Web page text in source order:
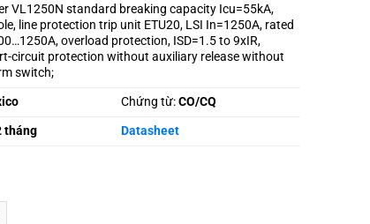
VL1250N standard breaking capacity Icu=55kA,
line protection trip unit ETU20, LSI In=1250A, rated
overload protection, ISD=1.5 to 9xIR,
circuit protection without auxiliary release without
switch;
Chứng từ:CO/CQ
tháng Datasheet
0AA0 số lượng